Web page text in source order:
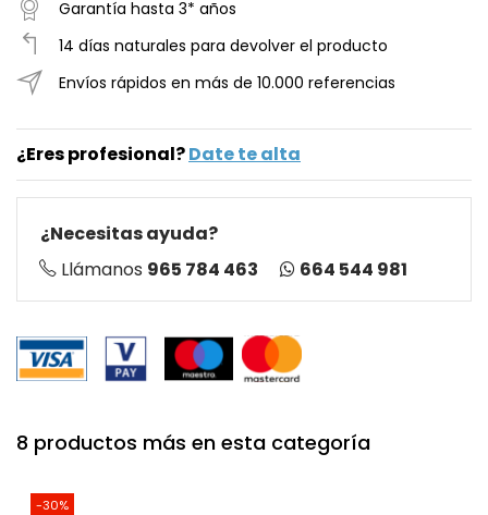
Garantía hasta 3* años
14 días naturales para devolver el producto
Envíos rápidos en más de 10.000 referencias
¿Eres profesional?Date te alta
¿Necesitas ayuda?
Llámanos 965 784 463 664 544 981
8 productos más en esta categoría
-30%